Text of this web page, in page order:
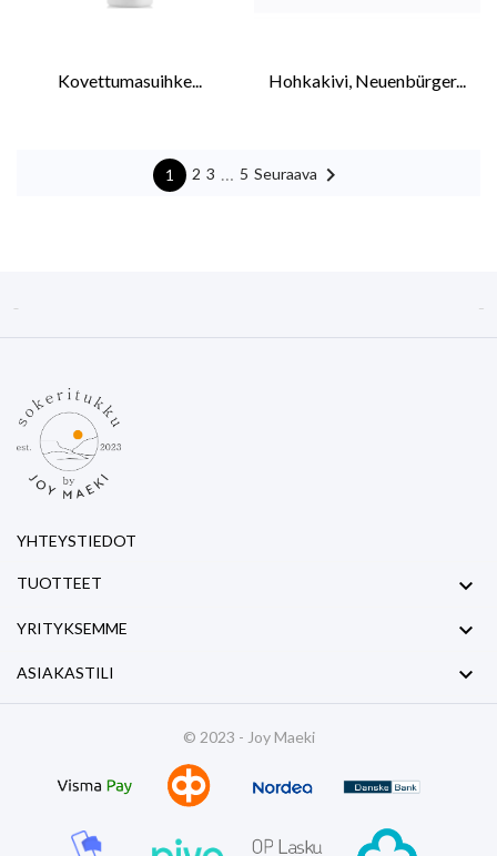
Kovettumasuihke... Hohkakivi, Neuenbürger...
1 2 3 … 5 Seuraava 
 
YHTEYSTIEDOT
TUOTTEET 
YRITYKSEMME 
ASIAKASTILI 
© 2023 - Joy Maeki